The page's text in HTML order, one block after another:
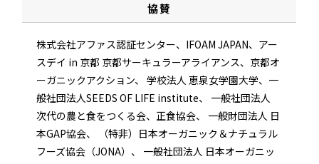
協賛
株式会社アファス認証センター、IFOAM JAPAN、アー
スデイ in 京都 京都サーキュラーアライアンス、京都オ
ーガニックアクション、 学校法人 恵泉女学園大学、一
般社団法人SEEDS OF LIFE institute、
一般社団法人
次代の農と食をつくる会、正食協会、
一般財団法人 日
本GAP協会、
（特非）日本オーガニック＆ナチュラル
フーズ協会（JONA）、
一般社団法人 日本オーガニッ